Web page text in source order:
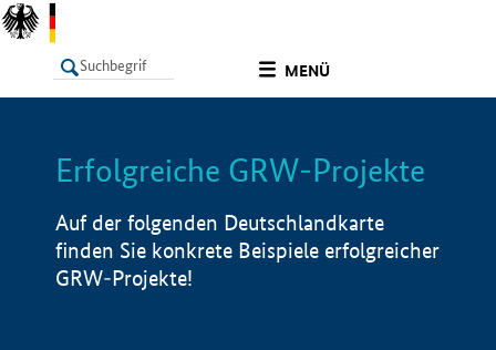
MENÜ
LISTE Info
Erfolgreiche GRW-Projekte
Auf der folgenden Deutschlandkarte
finden Sie konkrete Beispiele erfolgreicher
GRW-Projekte!